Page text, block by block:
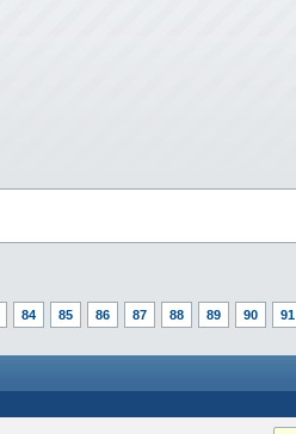
84 85 86 87 88 89 90 91